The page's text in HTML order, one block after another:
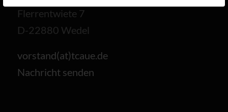
Flerrentwiete 7
D-22880 Wedel
vorstand(at)tcaue.de
Nachricht senden